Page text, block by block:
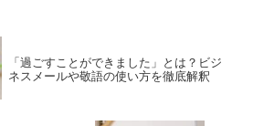
「過ごすことができました」とは？ビジ
ネスメールや敬語の使い方を徹底解釈